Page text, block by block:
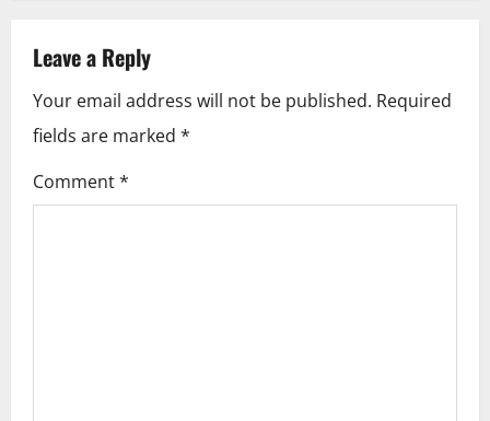
v
i
g
a
Leave a Reply
Your email address will not be published. Required
fields are marked *
Comment*